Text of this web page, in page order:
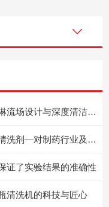
三角瓶洗瓶机：针对锥形器皿的喷淋流场设计与深度清洁方案
广东赛诺辉实验室全自动洗瓶机、清洗剂—对制药行业及药检院所的价值意义
证了实验结果的准确性
清洗机的科技与匠心